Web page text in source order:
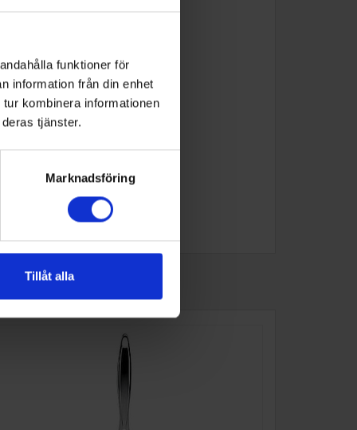
funktioner för
information från din enhet
kombinera informationen
tjänster.
Marknadsföring
Tillåt alla